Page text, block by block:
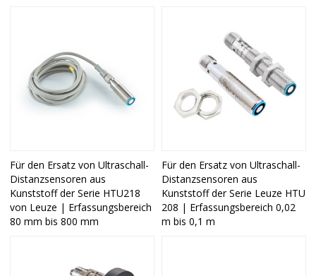
Für den Ersatz von Ultraschall-
Distanzsensoren aus
Kunststoff der Serie HTU218
von Leuze | Erfassungsbereich
80 mm bis 800 mm
Für den Ersatz von Ultraschall-
Distanzsensoren aus
Kunststoff der Serie Leuze HTU
208 | Erfassungsbereich 0,02
m bis 0,1 m